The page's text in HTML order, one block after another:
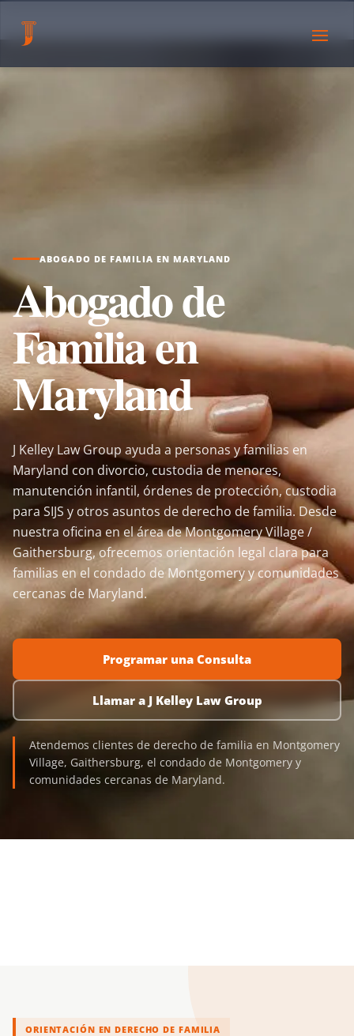
ABOGADO DE FAMILIA EN MARYLAND
Abogado de
Familia en
Maryland
J Kelley Law Group ayuda a personas y familias en
Maryland con divorcio, custodia de menores,
manutención infantil, órdenes de protección, custodia
para SIJS y otros asuntos de derecho de familia. Desde
nuestra oficina en el área de Montgomery Village /
Gaithersburg, ofrecemos orientación legal clara para
familias en el condado de Montgomery y comunidades
cercanas de Maryland.
Programar una Consulta
Llamar a J Kelley Law Group
Atendemos clientes de derecho de familia en Montgomery
Village, Gaithersburg, el condado de Montgomery y
comunidades cercanas de Maryland.
ORIENTACIÓN EN DERECHO DE FAMILIA